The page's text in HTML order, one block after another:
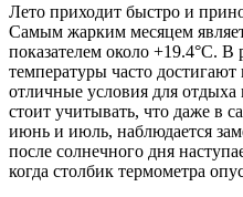
Лето приходит быстро и
Самым жарким месяцем
показателем около +19.4°C. В
температуры часто
отличные условия для
стоит учитывать, что даже в
июнь и июль, наблюдается
после солнечного дня
когда столбик термометра